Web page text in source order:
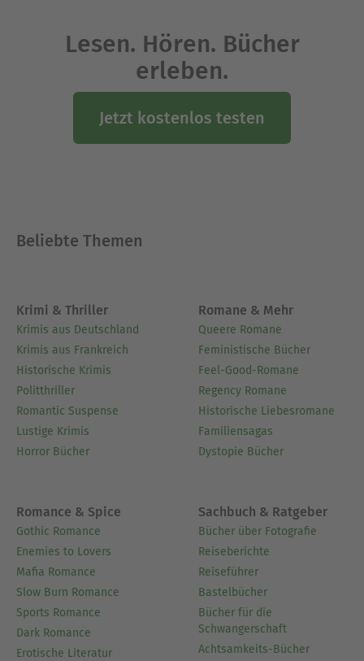
Lesen. Hören. Bücher
erleben.
Jetzt kostenlos testen
Beliebte Themen
Krimi & Thriller
Krimis aus Deutschland
Krimis aus Frankreich
Historische Krimis
Politthriller
Romantic Suspense
Lustige Krimis
Horror Bücher
Romane & Mehr
Queere Romane
Feministische Bücher
Feel-Good-Romane
Regency Romane
Historische Liebesromane
Familiensagas
Dystopie Bücher
Romance & Spice
Gothic Romance
Enemies to Lovers
Mafia Romance
Slow Burn Romance
Sports Romance
Dark Romance
Erotische Literatur
Sachbuch & Ratgeber
Bücher über Fotografie
Reiseberichte
Reiseführer
Bastelbücher
Bücher für die
Schwangerschaft
Achtsamkeits-Bücher